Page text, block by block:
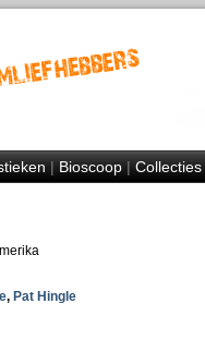
|Bioscoop|Collecties
, Pat Hingle